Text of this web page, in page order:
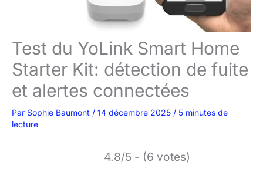
Test du YoLink Smart Home
Starter Kit: détection de fuite
et alertes connectées
Par Sophie Baumont / 14 décembre 2025 / 5 minutes de
lecture
4.8/5 - (6 votes)